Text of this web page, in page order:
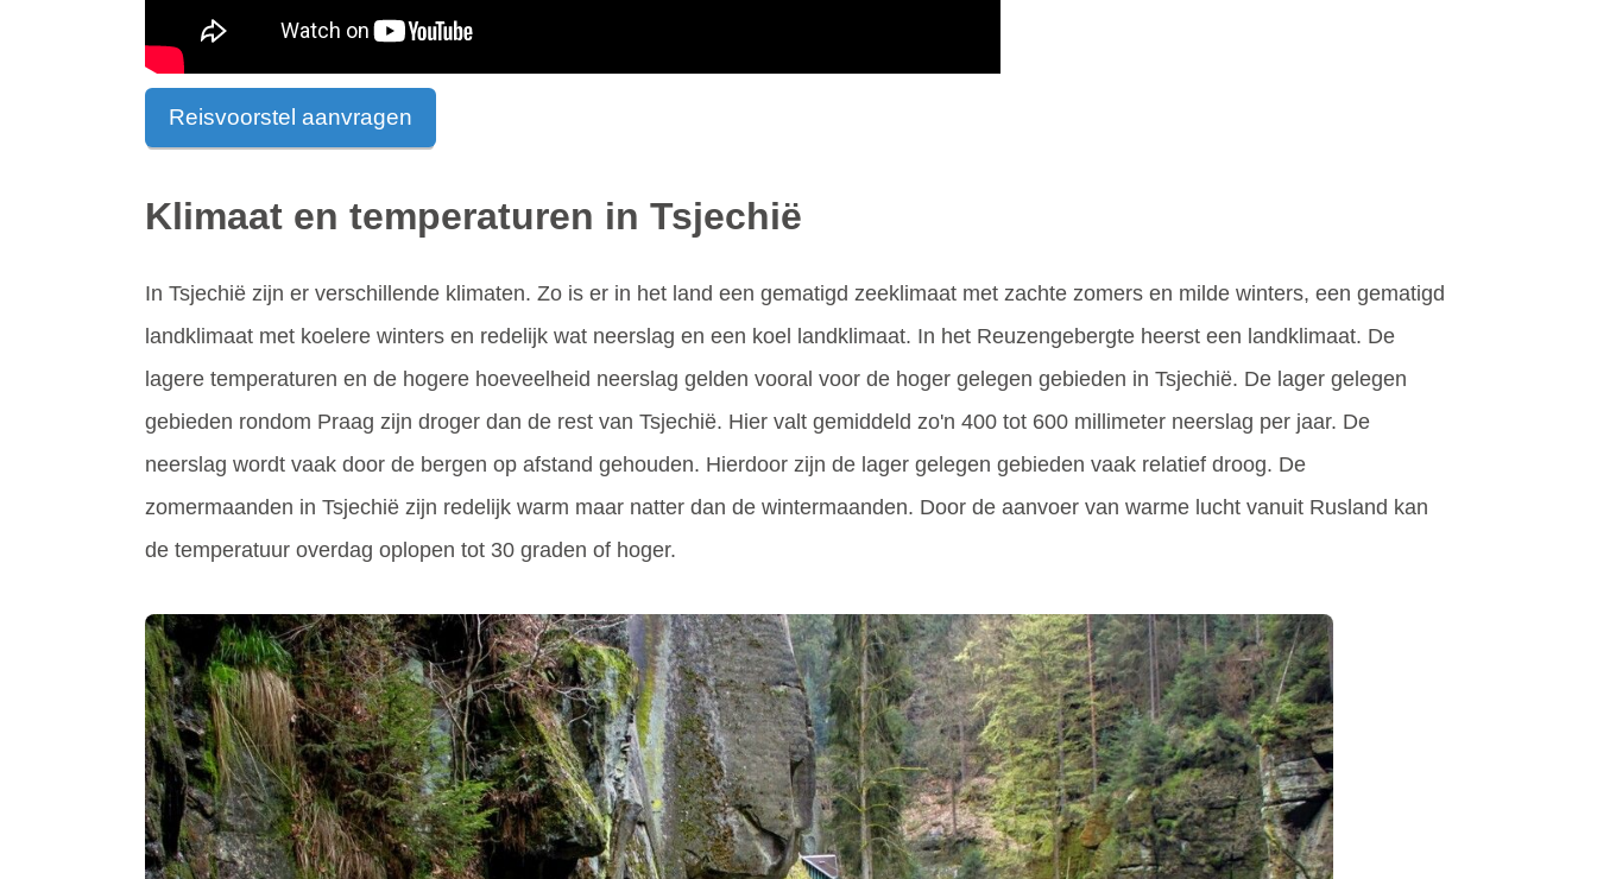
Reisvoorstel aanvragen
Klimaat en temperaturen in Tsjechië
In Tsjechië zijn er verschillende klimaten. Zo is er in het land een gematigd zeeklimaat met zachte zomers en milde winters, een gematigd
landklimaat met koelere winters en redelijk wat neerslag en een koel landklimaat. In het Reuzengebergte heerst een landklimaat. De
lagere temperaturen en de hogere hoeveelheid neerslag gelden vooral voor de hoger gelegen gebieden in Tsjechië. De lager gelegen
gebieden rondom Praag zijn droger dan de rest van Tsjechië. Hier valt gemiddeld zo'n 400 tot 600 millimeter neerslag per jaar. De
neerslag wordt vaak door de bergen op afstand gehouden. Hierdoor zijn de lager gelegen gebieden vaak relatief droog. De
zomermaanden in Tsjechië zijn redelijk warm maar natter dan de wintermaanden. Door de aanvoer van warme lucht vanuit Rusland kan
de temperatuur overdag oplopen tot 30 graden of hoger.